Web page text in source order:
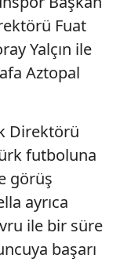
Fuat
Yalçın ile
Aztopal
Direktörü
futboluna
görüş
ayrıca
ile bir süre
başarı